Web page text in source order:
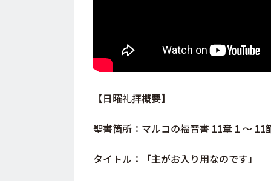
【日曜礼拝概要】
聖書箇所：マルコの福音書 11章 1 〜 11
タイトル：「主がお入り用なのです」